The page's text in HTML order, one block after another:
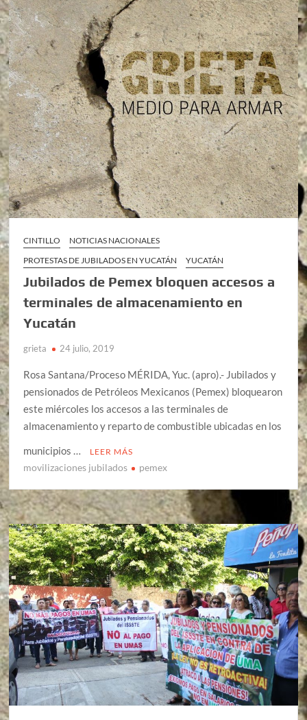
CINTILLO
NOTICIAS NACIONALES
PROTESTAS DE JUBILADOS EN YUCATÁN
YUCATÁN
Jubilados de Pemex bloquen accesos a
terminales de almacenamiento en
Yucatán
grieta 24 julio, 2019
Rosa Santana/Proceso MÉRIDA, Yuc. (apro).- Jubilados y
pensionados de Petróleos Mexicanos (Pemex) bloquearon
este miércoles los accesos a las terminales de
almacenamiento y reparto de combustible ubicadas en los
municipios …
LEER MÁS
movilizaciones jubilados pemex